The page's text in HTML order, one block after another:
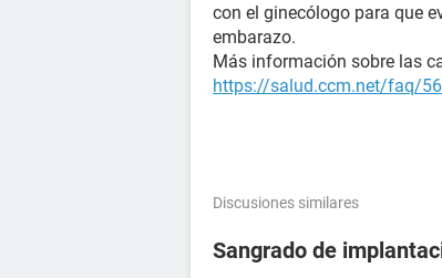
con el ginecólogo para que
embarazo.
Más información sobre las
https://salud.ccm.net/faq/
Discusiones similares
Sangrado de